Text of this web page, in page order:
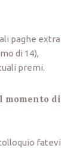
paghe extra
di 14),
premi.
momento di
fatevi